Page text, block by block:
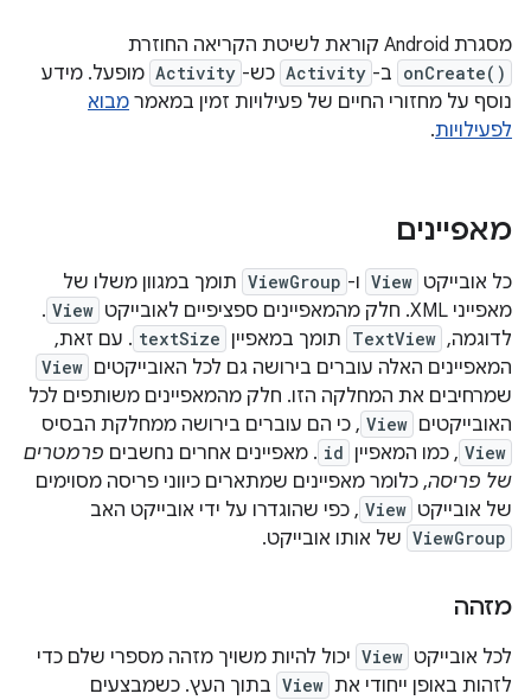
מסגרת Android קוראת לשיטת הקריאה החוזרת
onCreate() ב- Activity כש- Activity מופעל. מידע
נוסף על מחזורי החיים של פעילויות זמין במאמר מבוא
לפעילויות.
מאפיינים
כל אובייקט View ו- ViewGroup תומך במגוון משלו של
מאפייני XML. חלק מהמאפיינים ספציפיים לאובייקט
View
.
לדוגמה, TextView תומך במאפיין textSize . עם זאת,
המאפיינים האלה עוברים בירושה גם לכל האובייקטים View
שמרחיבים את המחלקה הזו. חלק מהמאפיינים משותפים לכל
האובייקטים View , כי הם עוברים בירושה ממחלקת הבסיס
View , כמו המאפיין id . מאפיינים אחרים נחשבים פרמטרים
של פריסה, כלומר מאפיינים שמתארים כיווני פריסה מסוימים
של אובייקט View , כפי שהוגדרו על ידי אובייקט האב
ViewGroup של אותו אובייקט.
מזהה
לכל אובייקט View יכול להיות משויך מזהה מספרי שלם כדי
לזהות באופן ייחודי את View בתוך העץ. כשמבצעים